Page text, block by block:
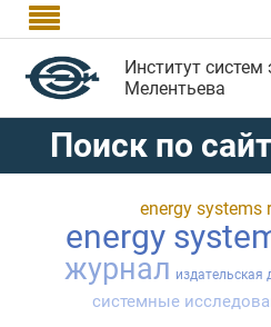

Институт
Мелентьева
Поиск по
energy systems
energy
журнал издательская
системные